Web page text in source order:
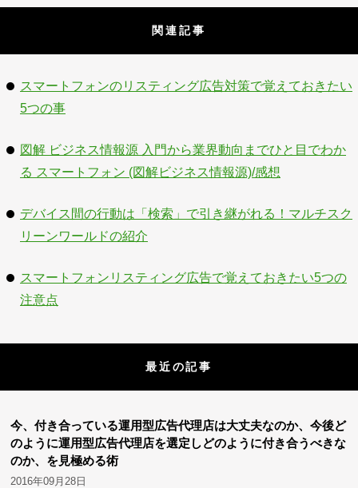
関連記事
スマートフォンのリスティング広告対策で覚えておきたい
5つの事
図解 ビジネス情報源 入門から業界動向までひと目でわか
る スマートフォン (図解ビジネス情報源)/感想
デバイス間の行動は「検索」で引き継がれる！マルチスク
リーンワールドの紹介
スマートフォンリスティング広告で覚えておきたい5つの
注意点
最近の記事
今、付き合っている運用型広告代理店は大丈夫なのか、今後ど
のように運用型広告代理店を選定しどのように付き合うべきな
のか、を見極める術
2016年09月28日